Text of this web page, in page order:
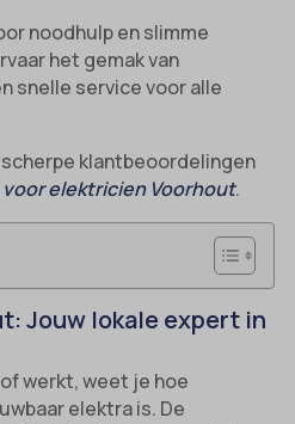
noodhulp en slimme
het gemak van
snelle service voor alle
klantbeoordelingen
elektricien Voorhout.
Jouw lokale expert in
werkt, weet je hoe
elektra is. De